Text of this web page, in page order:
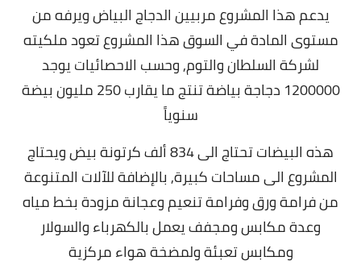
يدعم هذا المشروع مربيين الدجاج البياض ويرفه من
مستوى المادة في السوق هذا المشروع تعود ملكيته
لشركة السلطان والتوم, وحسب الاحصائيات يوجد
1200000 دجاجة بياضة تنتج ما يقارب 250 مليون بيضة
سنوياً
هذه البيضات تحتاج الى 834 ألف كرتونة بيض ويحتاج
المشروع الى مساحات كبيرة, بالإضافة للآلات المتنوعة
من فرامة ورق وفرامة تنعيم وعجانة مزودة بخط مياه
وعدة مكابس ومجفف يعمل بالكهرباء والسولار
ومكابس تعبئة ولمضخة هواء مركزية